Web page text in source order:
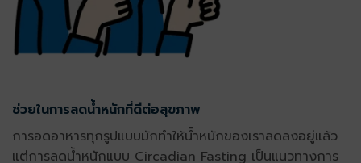
ช่วยในการลดน้ำหนักที่ดีต่อสุขภาพ
การอดอาหารทุกรูปแบบมักทำให้น้ำหนักของเราลดลงอยู่แล้ว
แต่การลดน้ำหนักแบบ Circadian Fasting เป็นแนวทางการ